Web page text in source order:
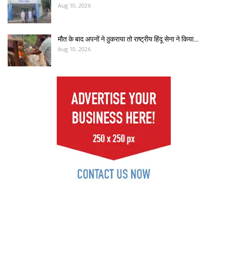
Aug 10, 2026
मौत के बाद अपनों ने ठुकराया तो राष्ट्रीय हिंदू सेना ने किया…
Aug 10, 2026